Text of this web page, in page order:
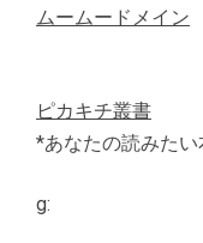
ムームードメイン
ピカキチ叢書
*あなたの読みたい
g: